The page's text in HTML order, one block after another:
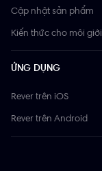
Cập nhật sản phẩm
Kiến thức cho môi giới
ỨNG DỤNG
Rever trên iOS
Rever trên Android